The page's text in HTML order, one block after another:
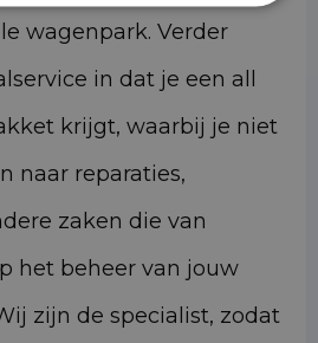
wagenpark. Verder
in dat je een all
krijgt, waarbij je niet
naar reparaties,
zaken die van
het beheer van jouw
zijn de specialist, zodat